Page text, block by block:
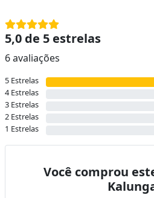
5,0 de 5 estrelas
6 avaliações
5 Estrelas
4 Estrelas
3 Estrelas
2 Estrelas
1 Estrelas
Você comprou